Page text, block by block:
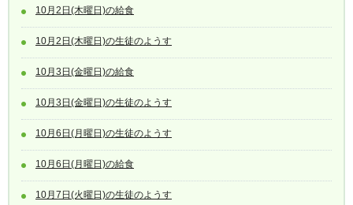
10月2日(木曜日)の給食
10月2日(木曜日)の生徒のようす
10月3日(金曜日)の給食
10月3日(金曜日)の生徒のようす
10月6日(月曜日)の生徒のようす
10月6日(月曜日)の給食
10月7日(火曜日)の生徒のようす